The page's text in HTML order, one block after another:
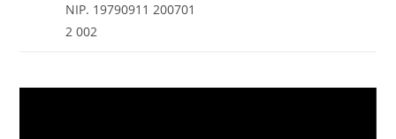
NIP. 19790911 200701
2 002